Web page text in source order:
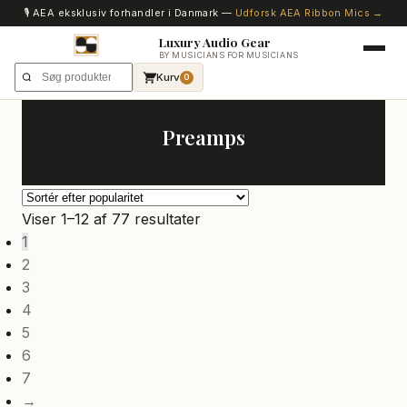
🎙️ AEA eksklusiv forhandler i Danmark — Udforsk AEA Ribbon Mics →
Luxury Audio Gear
BY MUSICIANS FOR MUSICIANS
Kurv 0
Preamps
Viser 1–12 af 77 resultaterSorteret
1
2
3
4
5
6
7
→